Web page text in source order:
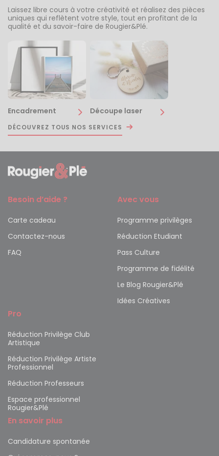
Laissez libre cours à votre créativité et réalisez des pièces
uniques qui reflètent votre style, tout en profitant de la
qualité et du savoir-faire de Rougier&Plé.
Encadrement Découpe laser
DÉCOUVREZ TOUS NOS SERVICES
Besoin d’aide ?
Carte cadeau
Contactez-nous
FAQ
Avec vous
Programme privilèges
Réduction Etudiant
Pass Culture
Programme de fidélité
Le Blog Rougier&Plé
Idées Créatives
Pro
Réduction Privilège Club
Artistique
Réduction Privilège Artiste
Professionnel
Réduction Professeurs
Espace professionnel
Rougier&Plé
En savoir plus
Candidature spontanée